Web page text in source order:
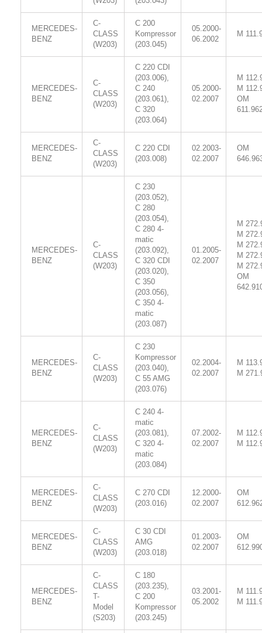
MERCEDES-
BENZ
C-
CLASS
(W203)
C 200
Kompressor
(203.045)
05.2000-
06.2002
M
MERCEDES-
BENZ
C-
CLASS
(W203)
C 220 CDI
(203.006),
C 240
(203.061),
C 320
(203.064)
05.2000-
02.2007
M
M
OM
MERCEDES-
BENZ
C-
CLASS
(W203)
C 220 CDI
(203.008)
02.2003-
02.2007
OM
MERCEDES-
BENZ
C-
CLASS
(W203)
C 230
(203.052),
C 280
(203.054),
C 280 4-
matic
(203.092),
C 320 CDI
(203.020),
C 350
(203.056),
C 350 4-
matic
(203.087)
01.2005-
02.2007
M
M
M
M
M
OM
MERCEDES-
BENZ
C-
CLASS
(W203)
C 230
Kompressor
(203.040),
C 55 AMG
(203.076)
02.2004-
02.2007
M
M
MERCEDES-
BENZ
C-
CLASS
(W203)
C 240 4-
matic
(203.081),
C 320 4-
matic
(203.084)
07.2002-
02.2007
M
M
MERCEDES-
BENZ
C-
CLASS
(W203)
C 270 CDI
(203.016)
12.2000-
02.2007
OM
MERCEDES-
BENZ
C-
CLASS
(W203)
C 30 CDI
AMG
(203.018)
01.2003-
02.2007
OM
MERCEDES-
BENZ
C-
CLASS
T-
Model
(S203)
C 180
(203.235),
C 200
Kompressor
(203.245)
03.2001-
05.2002
M
M